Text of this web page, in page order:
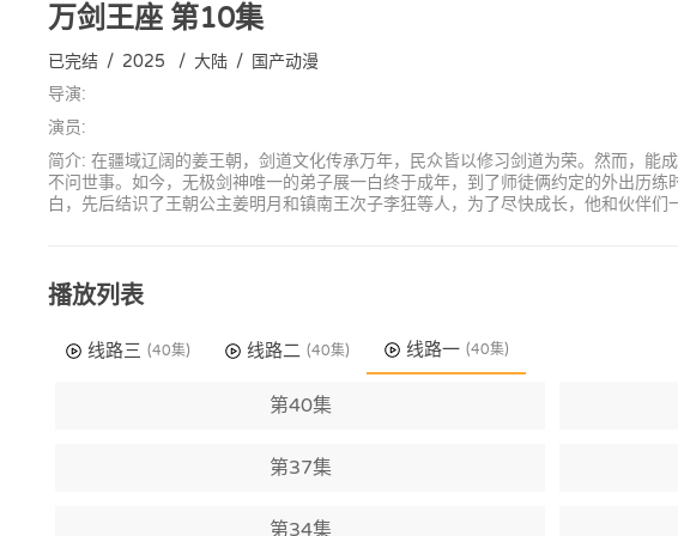
万剑王座 第10集
已完结 / 2025 / 大陆 / 国产动漫
导演:
演员:
简介: 在疆域辽阔的姜王朝，剑道文化传承万年，民众皆以修习剑道为荣。然而，能
不问世事。如今，无极剑神唯一的弟子展一白终于成年，到了师徒俩约定的外出历
白，先后结识了王朝公主姜明月和镇南王次子李狂等人，为了尽快成长，他和伙伴们
播放列表
线路三 (40集) 线路二 (40集) 线路一 (40集)
第40集
第37集
第34集